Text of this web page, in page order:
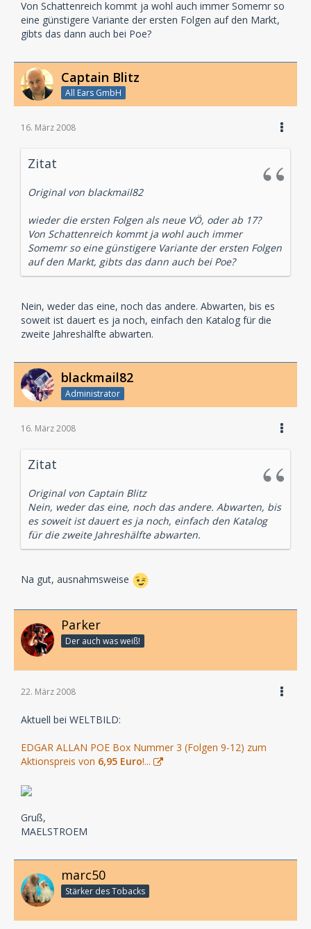
Von Schattenreich kommt ja wohl auch immer Somemr so
eine günstigere Variante der ersten Folgen auf den Markt,
gibts das dann auch bei Poe?
Captain Blitz
All Ears GmbH
16. März 2008
Zitat
Original von blackmail82
wieder die ersten Folgen als neue VÖ, oder ab 17?
Von Schattenreich kommt ja wohl auch immer
Somemr so eine günstigere Variante der ersten Folgen
auf den Markt, gibts das dann auch bei Poe?
Nein, weder das eine, noch das andere. Abwarten, bis es
soweit ist dauert es ja noch, einfach den Katalog für die
zweite Jahreshälfte abwarten.
blackmail82
Administrator
16. März 2008
Zitat
Original von Captain Blitz
Nein, weder das eine, noch das andere. Abwarten, bis
es soweit ist dauert es ja noch, einfach den Katalog
für die zweite Jahreshälfte abwarten.
Na gut, ausnahmsweise
Parker
Der auch was weiß!
22. März 2008
Aktuell bei WELTBILD:
EDGAR ALLAN POE Box Nummer 3 (Folgen 9-12) zum
Aktionspreis von 6,95 Euro!...
Gruß,
MAELSTROEM
marc50
Stärker des Tobacks